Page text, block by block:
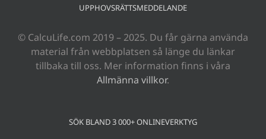
UPPHOVSRÄTTSMEDDELANDE
© CalcuLife.com 2019 – 2025. Du får gärna använda
material från webbplatsen så länge du länkar
tillbaka till oss. Mer information finns i våra
Allmänna villkor.
SÖK BLAND 3 000+ ONLINEVERKTYG